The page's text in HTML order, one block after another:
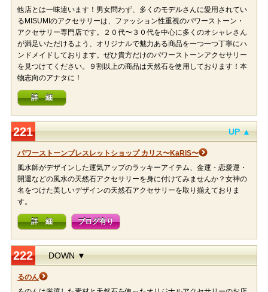
他店とは一味違います！男女問わず、多くのモデルさんに愛用されてい
るMISUMIのアクセサリーは、ファッション性重視のパワーストーン・
アクセサリー専門店です。２０代〜３０代を中心に多くのオシャレさん
が満足いただけるよう、オリジナルで魅力ある商品を一つ一つ丁寧にハ
ンドメイドしております。ぜひ貴方だけのパワーストーンアクセサリー
を見つけてください。９割以上の商品は天然石を使用しております！本
物志向のアナタに！
詳 細
221 UP ▲
パワーストーンブレスレットショップ カリス〜KaRiS〜
風水師がデザインした運気アップのラッキーアイテム、金運・恋愛運・
開運などの風水の天然石アクセサリーを身に付けてみませんか？女神の
名をつけた美しいデザインの天然石アクセサリーを取り揃えておりま
す。
詳 細 ブログ有り
222 DOWN ▼
るのん